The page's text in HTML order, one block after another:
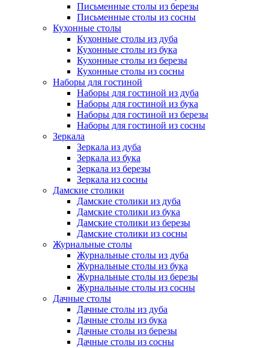
Письменные столы из березы
Письменные столы из сосны
Кухонные столы
Кухонные столы из дуба
Кухонные столы из бука
Кухонные столы из березы
Кухонные столы из сосны
Наборы для гостиной
Наборы для гостиной из дуба
Наборы для гостиной из бука
Наборы для гостиной из березы
Наборы для гостиной из сосны
Зеркала
Зеркала из дуба
Зеркала из бука
Зеркала из березы
Зеркала из сосны
Дамские столики
Дамские столики из дуба
Дамские столики из бука
Дамские столики из березы
Дамские столики из сосны
Журнальные столы
Журнальные столы из дуба
Журнальные столы из бука
Журнальные столы из березы
Журнальные столы из сосны
Дачные столы
Дачные столы из дуба
Дачные столы из бука
Дачные столы из березы
Дачные столы из сосны